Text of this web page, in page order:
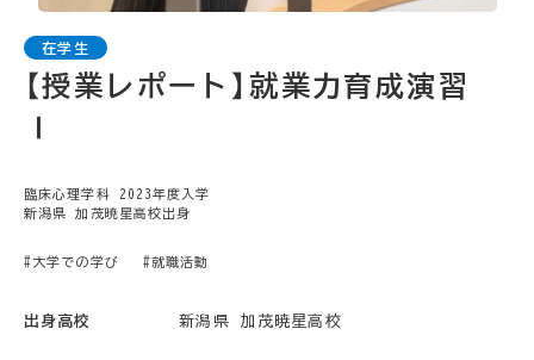
【授業レポート】就業力育成演習
臨床心理学科 2023年度入学
新潟県 加茂暁星高校出身
#大学での学び #就職活動
出身高校 新潟県 加茂暁星高校